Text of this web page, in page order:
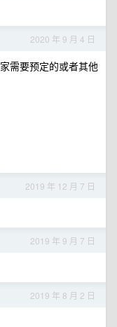
2020 年 9 月 4 日
需要预定的或者其他
2019 年 12 月 7 日
2019 年 9 月 7 日
2019 年 8 月 2 日